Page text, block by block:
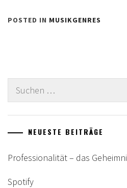
POSTED IN MUSIKGENRES
Suche
NEUESTE BEITRÄGE
Professionalität – das
Spotify